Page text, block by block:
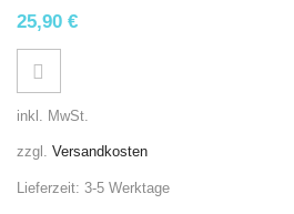
25,90 €
inkl. MwSt.
zzgl. Versandkosten
Lieferzeit: 3-5 Werktage